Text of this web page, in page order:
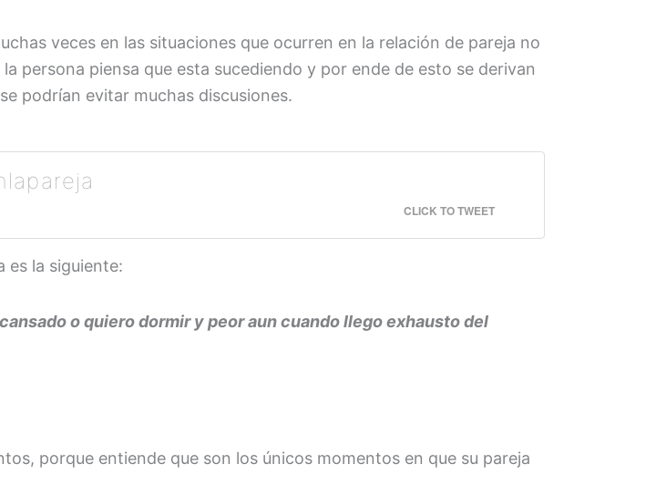
veces en las situaciones que ocurren en la relación de pareja no
persona piensa que esta sucediendo y por ende de esto se derivan
podrían evitar muchas discusiones.
CLICK TO TWEET
es la siguiente:
o quiero dormir y peor aun cuando llego exhausto del
porque entiende que son los únicos momentos en que su pareja